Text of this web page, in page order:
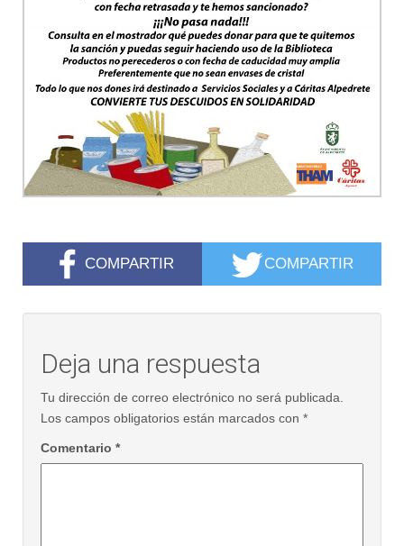
COMPARTIR COMPARTIR
Deja una respuesta
Tu dirección de correo electrónico no será publicada.
Los campos obligatorios están marcados con *
Comentario *